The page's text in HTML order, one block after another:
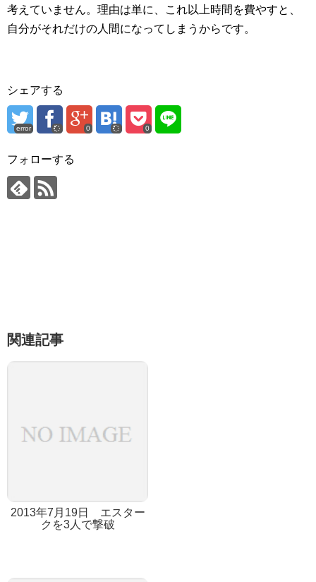
考えていません。理由は単に、これ以上時間を費やすと、
自分がそれだけの人間になってしまうからです。
シェアする
error 0 0
フォローする
関連記事
2013年7月19日 エスター
クを3人で撃破